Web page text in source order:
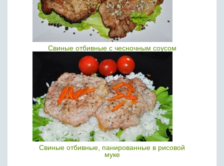
Свиные отбивные с чесночным соусом
Свиные отбивные, панированные в рисовой
муке